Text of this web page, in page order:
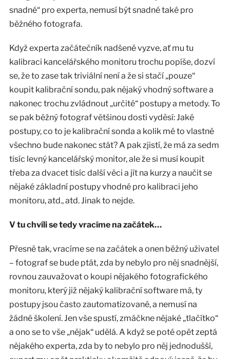
snadné“ pro experta, nemusí být snadné také pro
běžného fotografa.
Když experta začátečník nadšeně vyzve, ať mu tu
kalibraci kancelářského monitoru trochu popíše, dozví
se, že to zase tak triviální není a že si stačí „pouze“
koupit kalibrační sondu, pak nějaký vhodný software a
nakonec trochu zvládnout „určité“ postupy a metody. To
se pak běžný fotograf většinou dosti vyděsí: Jaké
postupy, co to je kalibrační sonda a kolik mě to vlastně
všechno bude nakonec stát? A pak zjistí, že má za sedm
tisíc levný kancelářský monitor, ale že si musí koupit
třeba za dvacet tisíc další věci a jít na kurzy a naučit se
nějaké základní postupy vhodné pro kalibraci jeho
monitoru, atd., atd. Jinak to nejde.
V tu chvíli se tedy vracíme na začátek…
Přesně tak, vracíme se na začátek a onen běžný uživatel
– fotograf se bude ptát, zda by nebylo pro něj snadnější,
rovnou zauvažovat o koupi nějakého fotografického
monitoru, který již nějaký kalibrační software má, ty
postupy jsou často zautomatizované, a nemusí na
žádné školení. Jen vše spustí, zmáčkne nějaké „tlačítko“
a ono se to vše „nějak“ udělá. A když se poté opět zeptá
nějakého experta, zda by to nebylo pro něj jednodušší,